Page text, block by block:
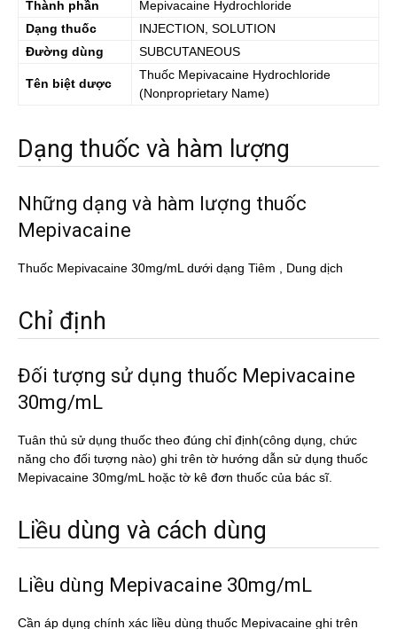
Thành phần
Mepivacaine Hydrochloride
Dạng thuốc
INJECTION, SOLUTION
Đường dùng
SUBCUTANEOUS
Tên biệt dược
Thuốc Mepivacaine Hydrochloride
(Nonproprietary Name)
Dạng thuốc và hàm lượng
Những dạng và hàm lượng thuốc
Mepivacaine
Thuốc Mepivacaine 30mg/mL dưới dạng Tiêm , Dung dịch
Chỉ định
Đối tượng sử dụng thuốc Mepivacaine
30mg/mL
Tuân thủ sử dụng thuốc theo đúng chỉ định(công dụng, chức
năng cho đối tượng nào) ghi trên tờ hướng dẫn sử dụng thuốc
Mepivacaine 30mg/mL hoặc tờ kê đơn thuốc của bác sĩ.
Liều dùng và cách dùng
Liều dùng Mepivacaine 30mg/mL
Cần áp dụng chính xác liều dùng thuốc Mepivacaine ghi trên